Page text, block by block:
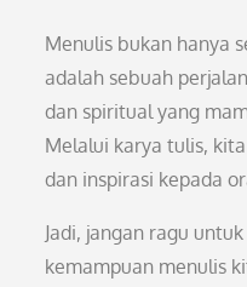
Menulis bukan hanya
adalah sebuah
dan spiritual yang
Melalui karya tulis,
dan inspirasi kepada
Jadi, jangan ragu
kemampuan menulis